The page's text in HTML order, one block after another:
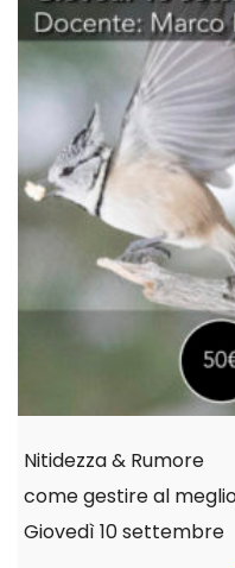
Nitidezza & Rumore
come gestire al
Giovedì 10 settembre